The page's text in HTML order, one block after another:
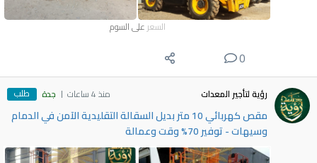
السعر على السوم
0
رؤية لتأجير المعدات منذ 4 ساعات جدة طلب
مقص كهربائي 10 متر بديل السقالة التقليدية الآمن في الدمام
وسيهات - توفير 70% وقت وعمالة